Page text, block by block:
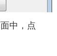
中，点